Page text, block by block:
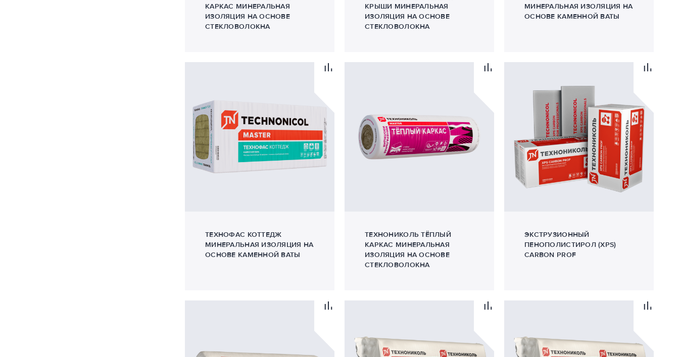
Теплоизоляция на основе каменной ваты15
Теплоизоляция на основе стекловолокна 11
3
КАРКАС МИНЕРАЛЬНАЯ
ИЗОЛЯЦИЯ НА ОСНОВЕ
СТЕКЛОВОЛОКНА
КРЫШИ МИНЕРАЛЬНАЯ
ИЗОЛЯЦИЯ НА ОСНОВЕ
СТЕКЛОВОЛОКНА
МИНЕРАЛЬНАЯ ИЗОЛЯЦИЯ НА
ОСНОВЕ КАМЕННОЙ ВАТЫ
ТЕХНОФАС КОТТЕДЖ
МИНЕРАЛЬНАЯ ИЗОЛЯЦИЯ НА
ОСНОВЕ КАМЕННОЙ ВАТЫ
ТЕХНОНИКОЛЬ ТЁПЛЫЙ
КАРКАС МИНЕРАЛЬНАЯ
ИЗОЛЯЦИЯ НА ОСНОВЕ
СТЕКЛОВОЛОКНА
ЭКСТРУЗИОННЫЙ
ПЕНОПОЛИСТИРОЛ (XPS)
CARBON PROF